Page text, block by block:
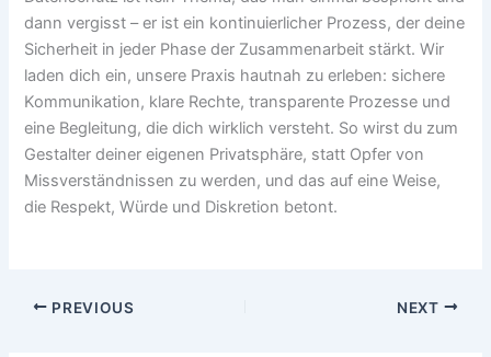
dann vergisst – er ist ein kontinuierlicher Prozess, der deine
Sicherheit in jeder Phase der Zusammenarbeit stärkt. Wir
laden dich ein, unsere Praxis hautnah zu erleben: sichere
Kommunikation, klare Rechte, transparente Prozesse und
eine Begleitung, die dich wirklich versteht. So wirst du zum
Gestalter deiner eigenen Privatsphäre, statt Opfer von
Missverständnissen zu werden, und das auf eine Weise,
die Respekt, Würde und Diskretion betont.
PREVIOUS NEXT